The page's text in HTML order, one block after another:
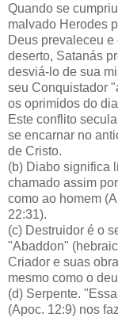
Quando se
malvado Herodes
Deus prevaleceu
deserto, Satanás
desviá-lo de sua
seu Conquistador
os oprimidos do
Este conflito
se encarnar no
de Cristo.
(b) Diabo significa
chamado assim
como ao homem
22:31).
(c) Destruidor é o
"Abaddon"
Criador e suas
mesmo como o
(d) Serpente.
(Apoc. 12:9) nos